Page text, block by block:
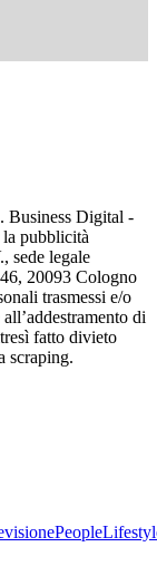
Business Digital -
pubblicità
sede legale
20093 Cologno
trasmessi e/o
di
fatto divieto
scraping.
People